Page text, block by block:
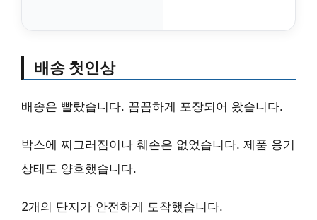
배송 첫인상
배송은 빨랐습니다. 꼼꼼하게 포장되어 왔습니다.
박스에 찌그러짐이나 훼손은 없었습니다. 제품 용기
상태도 양호했습니다.
2개의 단지가 안전하게 도착했습니다.